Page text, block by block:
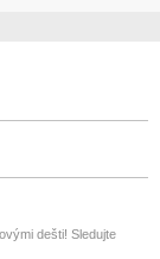
dešti! Sledujte